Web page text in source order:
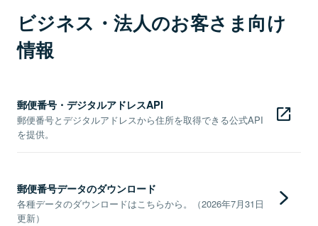
ビジネス・法人のお客さま向け
情報
郵便番号・デジタルアドレスAPI
郵便番号とデジタルアドレスから住所を取得できる公式API
を提供。
郵便番号データのダウンロード
各種データのダウンロードはこちらから。（2026年7月31日
更新）